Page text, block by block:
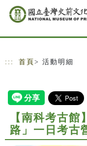
跳到主要內容
網站導覽
::: 首頁 > 活動明細
【南科考古
路」一日考古